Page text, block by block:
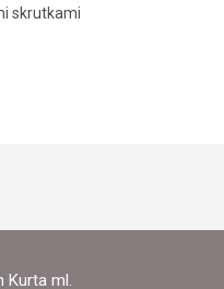
skrutkami
Kurta ml.